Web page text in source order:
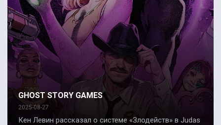
GHOST STORY GAMES
2025-08-27
Кен Левин рассказал о системе «Злодейств» в Judas